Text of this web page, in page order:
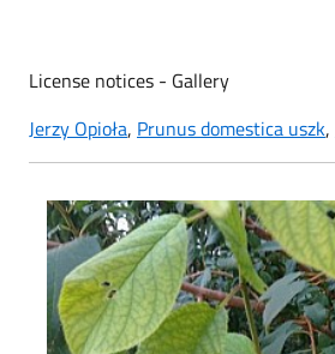
License notices - Gallery
Jerzy Opioła, Prunus domestica uszk,
Susino